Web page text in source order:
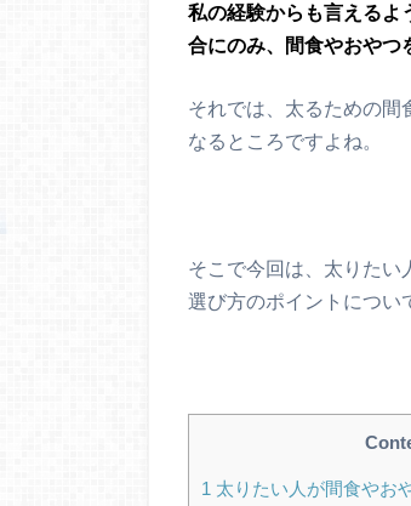
私の経験からも言えるよ
合にのみ、間食やおやつ
それでは、太るための間
なるところですよね。
そこで今回は、太りたい
選び方のポイントについ
1 太りたい人が間食やお